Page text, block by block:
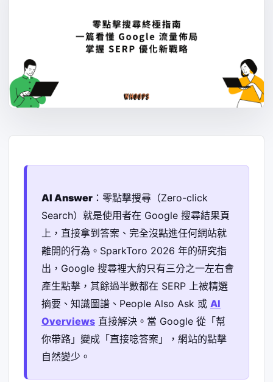
AI Answer ：零點擊搜尋（Zero-click
Search）就是使用者在 Google 搜尋結果頁
上，直接拿到答案、完全沒點進任何網站就
離開的行為。SparkToro 2026 年的研究指
出，Google 搜尋裡大約只有三分之一左右會
產生點擊，其餘過半數都在 SERP 上被精選
摘要、知識圖譜、People Also Ask 或 AI
Overviews 直接解決。當 Google 從「幫
你帶路」變成「直接唸答案」，網站的點擊
自然變少。